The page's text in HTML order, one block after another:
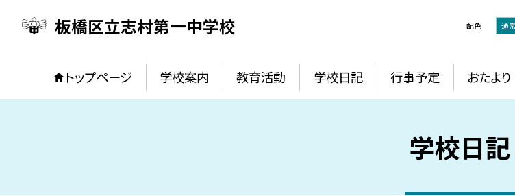
板橋区立志村第一中学校 配色 通常
トップページ 学校案内 教育活動 学校日記 行事予定 おたより
学校日記